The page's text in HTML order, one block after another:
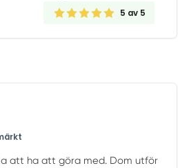
5 av 5
att ha att göra med. Dom utför